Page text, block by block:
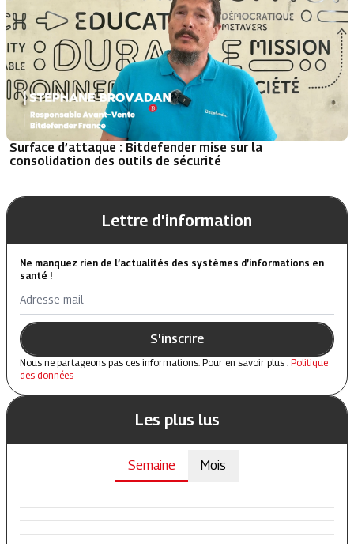
Surface d’attaque : Bitdefender mise sur la
consolidation des outils de sécurité
Lettre d'information
Ne manquez rien de l’actualités des systèmes d’informations en
santé !
Adresse mail
S'inscrire
Nous ne partageons pas ces informations. Pour en savoir plus : Politique
des données
Les plus lus
Semaine Mois